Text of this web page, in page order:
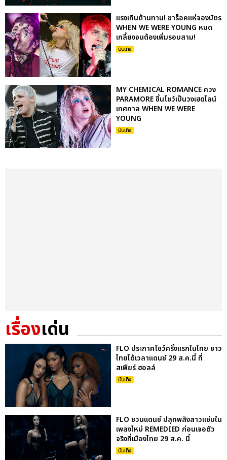
แรงเกินต้านทาน! ขาร็อคแห่จองบัตร
WHEN WE WERE YOUNG หมด
เกลี้ยงจนต้องเพิ่มรอบสาม!
บันเทิง
MY CHEMICAL ROMANCE ควง
PARAMORE ขึ้นโชว์เป็นวงเฮดไลน์
เทศกาล WHEN WE WERE
YOUNG
บันเทิง
เรื่องเด่น
FLO ประกาศโชว์ครั้งแรกในไทย ชาว
ไทยได้เวลาแดนซ์ 29 ส.ค.นี้ ที่
สเฟียร์ ฮอลล์
บันเทิง
FLO ชวนแดนซ์ ปลุกพลังสาวแซ่บใน
เพลงใหม่ REMEDIED ก่อนเจอตัว
จริงที่เมืองไทย 29 ส.ค. นี้
บันเทิง